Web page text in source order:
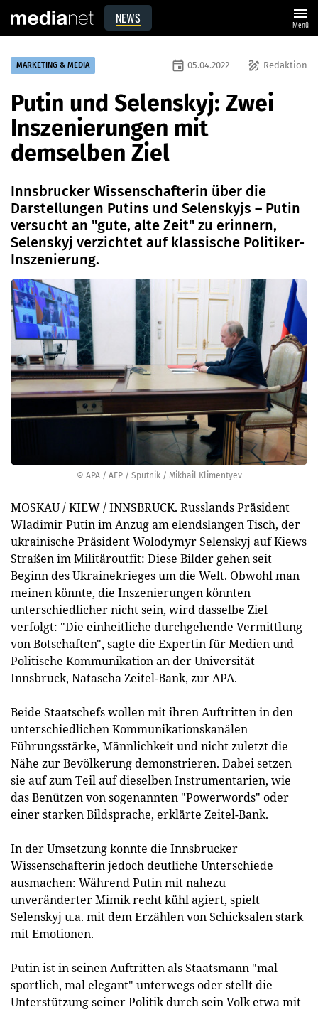
NEWS menu
Menü
© APA / AFP / Sputnik / Mikhail Klimentyev
MARKETING & MEDIA draw Redaktion
event 05.04.2022
Putin und Selenskyj: Zwei
Inszenierungen mit
demselben Ziel
Innsbrucker Wissenschafterin über die
Darstellungen Putins und Selenskyjs – Putin
versucht an "gute, alte Zeit" zu erinnern,
Selenskyj verzichtet auf klassische Politiker-
Inszenierung.
MOSKAU / KIEW / INNSBRUCK. Russlands Präsident
Wladimir Putin im Anzug am elendslangen Tisch, der
ukrainische Präsident Wolodymyr Selenskyj auf Kiews
Straßen im Militäroutfit: Diese Bilder gehen seit
Beginn des Ukrainekrieges um die Welt. Obwohl man
meinen könnte, die Inszenierungen könnten
unterschiedlicher nicht sein, wird dasselbe Ziel
verfolgt: "Die einheitliche durchgehende Vermittlung
von Botschaften", sagte die Expertin für Medien und
Politische Kommunikation an der Universität
Innsbruck, Natascha Zeitel-Bank, zur APA.
Beide Staatschefs wollen mit ihren Auftritten in den
unterschiedlichen Kommunikationskanälen
Führungsstärke, Männlichkeit und nicht zuletzt die
Nähe zur Bevölkerung demonstrieren. Dabei setzen
sie auf zum Teil auf dieselben Instrumentarien, wie
das Benützen von sogenannten "Powerwords" oder
einer starken Bildsprache, erklärte Zeitel-Bank.
In der Umsetzung konnte die Innsbrucker
Wissenschafterin jedoch deutliche Unterschiede
ausmachen: Während Putin mit nahezu
unveränderter Mimik recht kühl agiert, spielt
Selenskyj u.a. mit dem Erzählen von Schicksalen stark
mit Emotionen.
Putin ist in seinen Auftritten als Staatsmann "mal
sportlich, mal elegant" unterwegs oder stellt die
Unterstützung seiner Politik durch sein Volk etwa mit